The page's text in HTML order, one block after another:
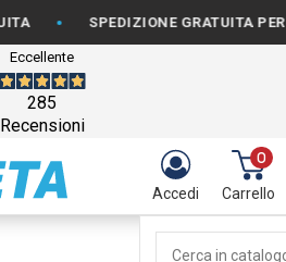
• SPEDIZIONE GRATUITA PER
Eccellente
285
Recensioni
Accedi
0
Carrello